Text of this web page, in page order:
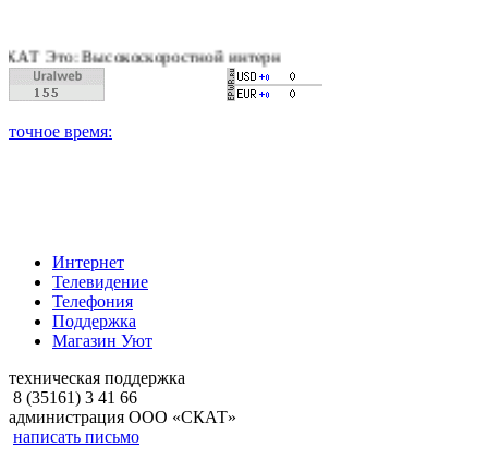
интернет, качественное цифровое и
Интернет
Телевидение
Телефония
Поддержка
Магазин Уют
техническая поддержка
8 (35161) 3 41 66
администрация ООО «СКАТ»
написать письмо